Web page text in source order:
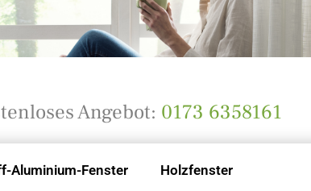
Angebot: 0173 6358161
Aluminium-Fenster Holzfenster